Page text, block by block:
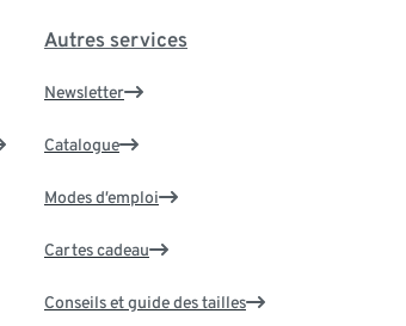
Autres services
Newsletter
Catalogue
Modes d’emploi
Cartes cadeau
Conseils et guide des tailles